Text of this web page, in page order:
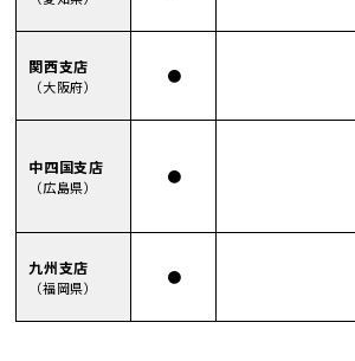
関西支店
（大阪府）
●
中四国支店
（広島県）
●
九州支店
（福岡県）
●